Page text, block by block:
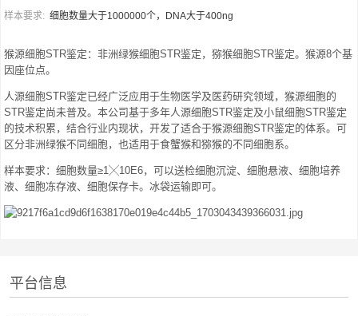
样本要求:细胞数量大于1000000个，DNA大于400ng
猴源细胞STR鉴定：非洲绿猴细胞STR鉴定，猕猴细胞STR鉴定。猴源8个基
因座位点。
人源细胞STR鉴定已经广泛应用于生物医学及医药研究领域，猴源细胞的
STR鉴定尚未普及。本公司基于多年人源细胞STR鉴定及小鼠细胞STR鉴定
的技术积累，结合行业内现状，开发了适合于猴源细胞STR鉴定的体系。可
区分非洲绿猴不同细胞，也适用于食蟹猴和猕猴的不同细胞系。
样本要求：细胞数量≥1╳10E6，可以送检细胞沉淀、细胞悬液、细胞培养
液、细胞冻存液、细胞保存卡。冰袋运输即可。
平台信息